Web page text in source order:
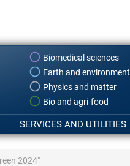
Biomedical sciences
Earth and environment
Physics and matter
Bio and agri-food
SERVICES AND UTILITIES
2024"